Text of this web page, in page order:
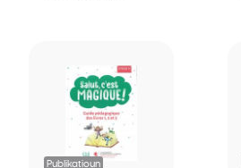
Publikatioun